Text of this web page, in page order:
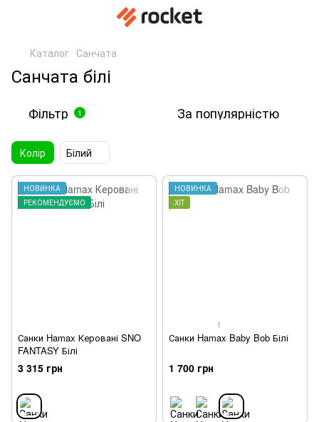
Каталог Санчата
Санчата білі
Фільтр 1 За популярністю
Колір Білий
НОВИНКА
РЕКОМЕНДУЄМО
Санки Hamax Керовані SNO
FANTASY Білі
3 315 грн
НОВИНКА
ХІТ
1
Санки Hamax Baby Bob Білі
1 700 грн